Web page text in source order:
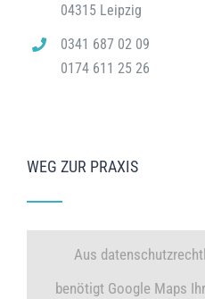
04315 Leipzig
0341 687 02 09
0174 611 25 26
WEG ZUR PRAXIS
Aus
benötigt Google Maps